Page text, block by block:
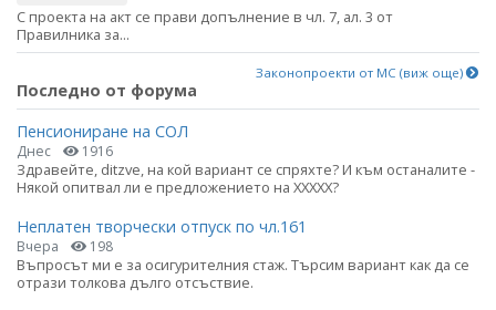
С проекта на акт се прави допълнение в чл. 7, ал. 3 от
Правилника за...
Законопроекти от МС (виж още)
Последно от форума
Пенсиониране на СОЛ
Днес 1916
Здравейте, ditzve, на кой вариант се спряхте? И към останалите -
Някой опитвал ли е предложението на ХХХХХ?
Неплатен творчески отпуск по чл.161
Вчера 198
Въпросът ми е за осигурителния стаж. Търсим вариант как да се
отрази толкова дълго отсъствие.